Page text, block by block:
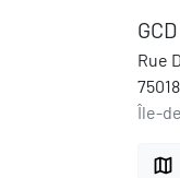
GCD
Rue
Île-
map